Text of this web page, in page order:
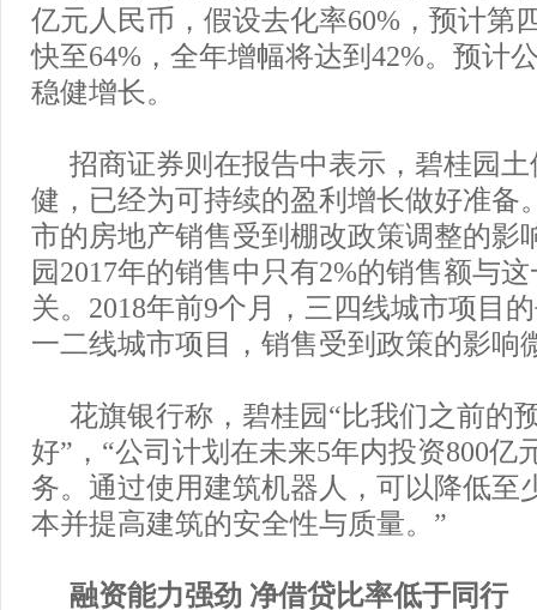
亿元人民币，假设去化率60%，预计第
快至64%，全年增幅将达到42%。预计
稳健增长。
招商证券则在报告中表示，碧桂园
健，已经为可持续的盈利增长做好准备
市的房地产销售受到棚改政策调整的影
园2017年的销售中只有2%的销售额与
关。2018年前9个月，三四线城市项目
一二线城市项目，销售受到政策的影响
花旗银行称，碧桂园“比我们之前的
好”，“公司计划在未来5年内投资800亿
务。通过使用建筑机器人，可以降低至
本并提高建筑的安全性与质量。”
融资能力强劲 净借贷比率低于同行